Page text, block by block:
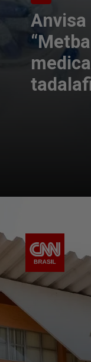
Anvisa